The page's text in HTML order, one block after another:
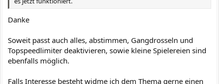
Danke
Soweit passt auch alles, abstimmen, Gangdrosseln und
Topspeedlimiter deaktivieren, sowie kleine Spielereien sind
ebenfalls möglich.
Falls Interesse besteht widme ich dem Thema gerne einen